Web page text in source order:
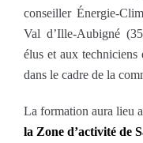
conseiller Énergie-
Val d’Ille-Aubigné
élus et aux techniciens
dans le cadre de la
La formation aura lieu
la Zone d’activité de